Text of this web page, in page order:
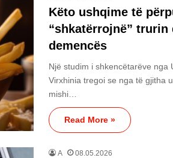
Këto ushqime të
“shkatërrojnë”
demencës
Një studim i shkencëtarëve nga
Virxhinia tregoi se nga të gjitha
mishi…
Read More »
A 08.05.2026